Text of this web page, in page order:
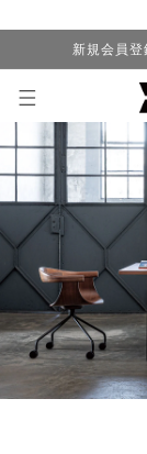
新規会員